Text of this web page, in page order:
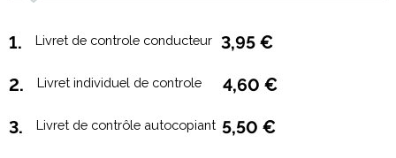
1. Livret de controle conducteur 3,95 €
2. Livret individuel de controle 4,60 €
3. Livret de contrôle autocopiant 5,50 €